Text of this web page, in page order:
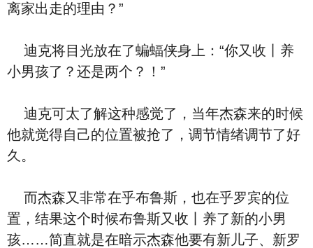
离家出走的理由？”
迪克将目光放在了蝙蝠侠身上：“你又收丨养
小男孩了？还是两个？！”
迪克可太了解这种感觉了，当年杰森来的时候
他就觉得自己的位置被抢了，调节情绪调节了好
久。
而杰森又非常在乎布鲁斯，也在乎罗宾的位
置，结果这个时候布鲁斯又收丨养了新的小男
孩……简直就是在暗示杰森他要有新儿子、新罗